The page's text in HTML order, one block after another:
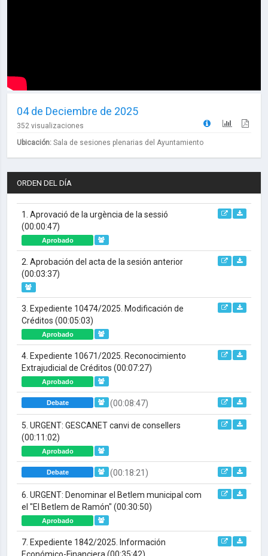
04 de Deciembre de 2025
352 visualizaciones
Ubicación: Sala de sesiones plenarias del Ayuntamiento
ORDEN DEL DÍA
1. Aprovació de la urgència de la sessió
(00:00:47)
Aprobado
2. Aprobación del acta de la sesión anterior
(00:03:37)
3. Expediente 10474/2025. Modificación de
Créditos (00:05:03)
Aprobado
4. Expediente 10671/2025. Reconocimiento
Extrajudicial de Créditos (00:07:27)
Aprobado
Debate (00:08:47)
5. URGENT: GESCANET canvi de consellers
(00:11:02)
Aprobado
Debate (00:18:21)
6. URGENT: Denominar el Betlem municipal com
el "El Betlem de Ramón" (00:30:50)
Aprobado
7. Expediente 1842/2025. Información